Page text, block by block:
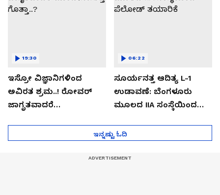
ಇಸ್ರೋ ವಿಜ್ಞಾನಿಗಳಿಂದ
ಅವಿರತ ಶ್ರಮ..! ರೋವರ್
ಜಾಗೃತವಾದರೆ
19:30
ಸೂರ್ಯನತ್ತ ಆದಿತ್ಯ L-1
ಉಡಾವಣೆ: ಬೆಂಗಳೂರು
ಮೂಲದ IIA ಸಂಸ್ಥೆಯಿಂದ
06:22
ಇನ್ನಷ್ಟು ಓದಿ